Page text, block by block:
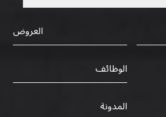
العروض
الوظائف
المدونة